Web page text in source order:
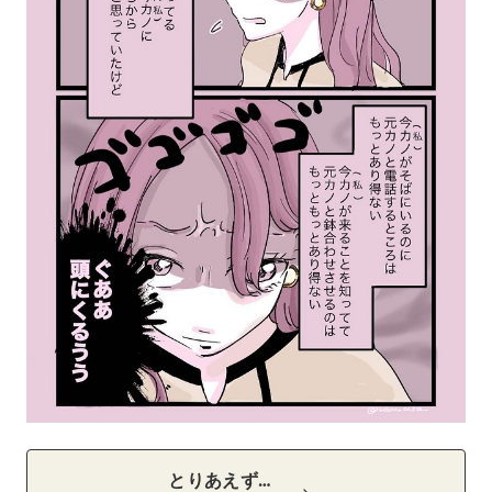
とりあえず…